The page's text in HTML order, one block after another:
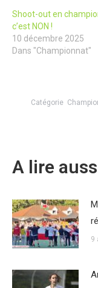
Shoot-out en
c’est NON !
10 décembre 2025
Dans "Championnat"
Catégorie
A lire
9